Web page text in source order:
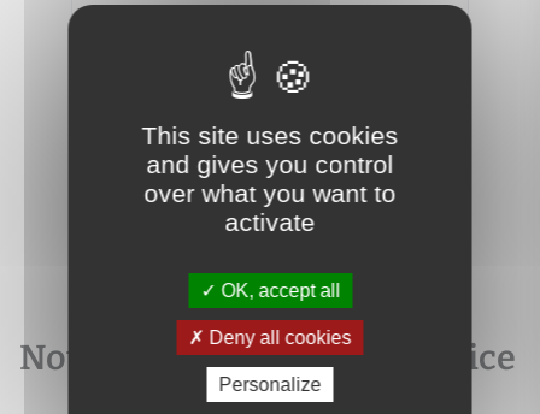
Notre expertise à votre service
This site uses cookies
and gives you control
over what you want to
activate
OK, accept all
Deny all cookies
Personalize